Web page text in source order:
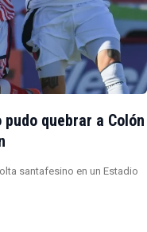
quebrar a Colón
santafesino en un Estadio